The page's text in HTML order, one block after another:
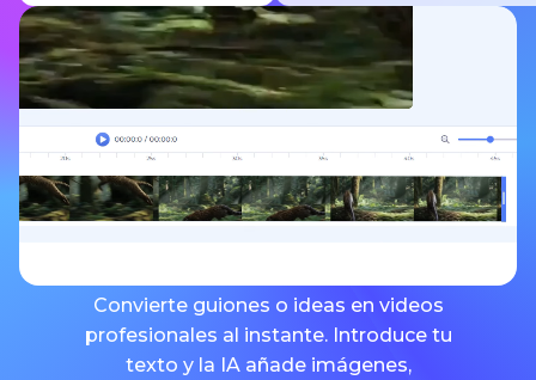
Convierte guiones o ideas en videos
profesionales al instante. Introduce tu
texto y la IA añade imágenes,